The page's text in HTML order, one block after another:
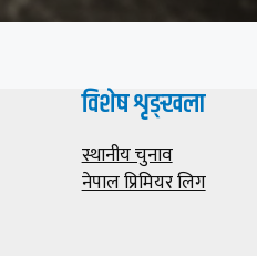
विशेष शृङ्खला
स्थानीय चुनाव
नेपाल प्रिमियर लिग